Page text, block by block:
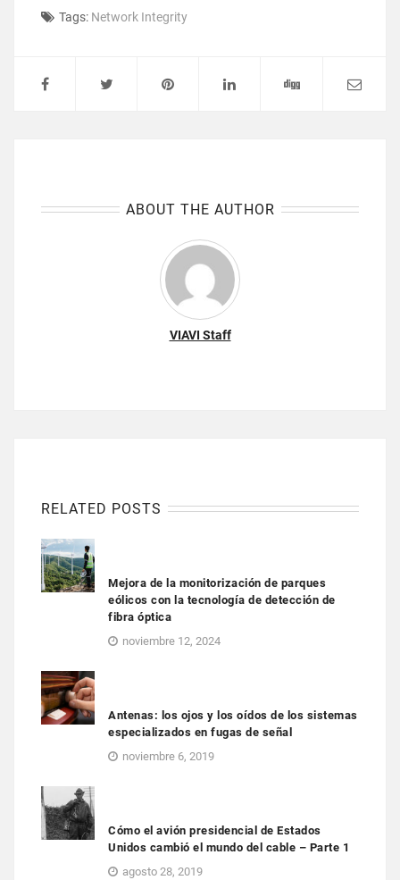
Tags: Network Integrity
ABOUT THE AUTHOR
VIAVI Staff
RELATED POSTS
Mejora de la monitorización de parques
eólicos con la tecnología de detección de
fibra óptica
noviembre 12, 2024
Antenas: los ojos y los oídos de los sistemas
especializados en fugas de señal
noviembre 6, 2019
Cómo el avión presidencial de Estados
Unidos cambió el mundo del cable – Parte 1
agosto 28, 2019